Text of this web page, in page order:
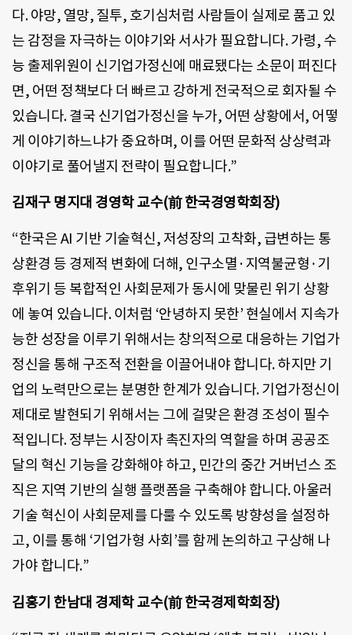
다. 야망, 열망, 질투, 호기심처럼 사람들이 실제로 품고 있
는 감정을 자극하는 이야기와 서사가 필요합니다. 가령, 수
능 출제위원이 신기업가정신에 매료됐다는 소문이 퍼진다
면, 어떤 정책보다 더 빠르고 강하게 전국적으로 회자될 수
있습니다. 결국 신기업가정신을 누가, 어떤 상황에서, 어떻
게 이야기하느냐가 중요하며, 이를 어떤 문화적 상상력과
이야기로 풀어낼지 전략이 필요합니다.”
김재구 명지대 경영학 교수(前 한국경영학회장)
“한국은 AI 기반 기술혁신, 저성장의 고착화, 급변하는 통
상환경 등 경제적 변화에 더해, 인구소멸·지역불균형·기
후위기 등 복합적인 사회문제가 동시에 맞물린 위기 상황
에 놓여 있습니다. 이처럼 ‘안녕하지 못한’ 현실에서 지속가
능한 성장을 이루기 위해서는 창의적으로 대응하는 기업가
정신을 통해 구조적 전환을 이끌어내야 합니다. 하지만 기
업의 노력만으로는 분명한 한계가 있습니다. 기업가정신이
제대로 발현되기 위해서는 그에 걸맞은 환경 조성이 필수
적입니다. 정부는 시장이자 촉진자의 역할을 하며 공공조
달의 혁신 기능을 강화해야 하고, 민간의 중간 거버넌스 조
직은 지역 기반의 실행 플랫폼을 구축해야 합니다. 아울러
기술 혁신이 사회문제를 다룰 수 있도록 방향성을 설정하
고, 이를 통해 ‘기업가형 사회’를 함께 논의하고 구상해 나
가야 합니다.”
김홍기 한남대 경제학 교수(前 한국경제학회장)